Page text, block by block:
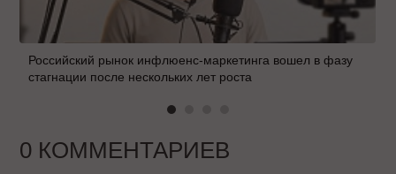
Российский рынок инфлюенс-маркетинга вошел в фазу
стагнации после нескольких лет роста
0 КОММЕНТАРИЕВ